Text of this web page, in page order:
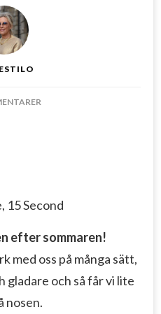
TILL
15 Second
efter sommaren!
med oss på många sätt,
gladare och så får vi lite
nosen.